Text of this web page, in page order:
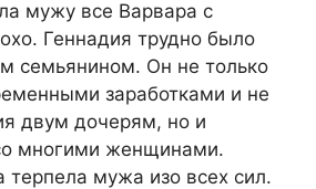
мужу все Варвара с
Геннадия трудно было
семьянином. Он не только
заработками и не
двум дочерям, но и
многими женщинами.
терпела мужа изо всех сил.